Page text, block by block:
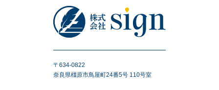
〒634-0822
奈良県橿原市鳥屋町24番5号 110号室